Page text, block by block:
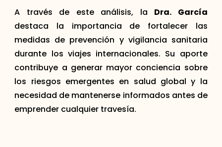
A través de este análisis, la Dra. García
destaca la importancia de fortalecer las
medidas de prevención y vigilancia sanitaria
durante los viajes internacionales. Su aporte
contribuye a generar mayor conciencia sobre
los riesgos emergentes en salud global y la
necesidad de mantenerse informados antes de
emprender cualquier travesía.